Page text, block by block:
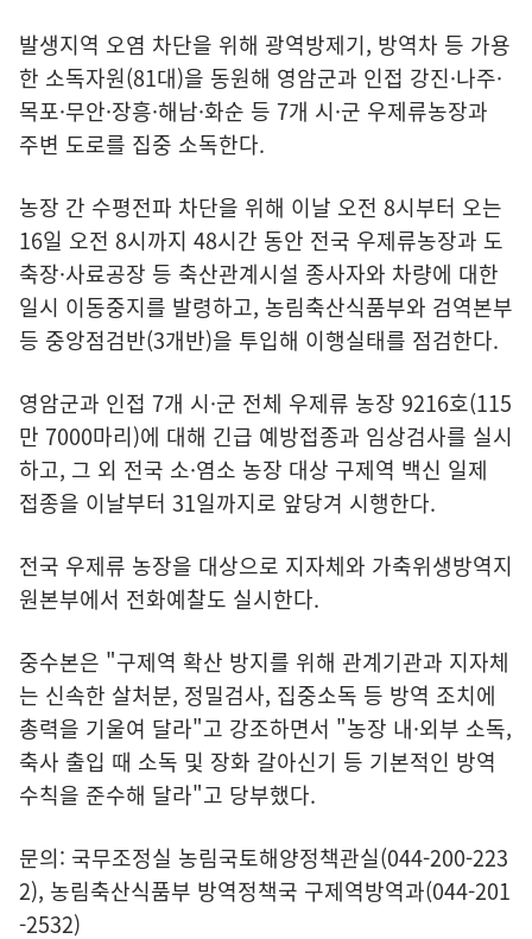
발생지역 오염 차단을 위해 광역방제기, 방역차 등 가용
한 소독자원(81대)을 동원해 영암군과 인접 강진·나주·
목포·무안·장흥·해남·화순 등 7개 시·군 우제류농장과
주변 도로를 집중 소독한다.
농장 간 수평전파 차단을 위해 이날 오전 8시부터 오는
16일 오전 8시까지 48시간 동안 전국 우제류농장과 도
축장·사료공장 등 축산관계시설 종사자와 차량에 대한
일시 이동중지를 발령하고, 농림축산식품부와 검역본부
등 중앙점검반(3개반)을 투입해 이행실태를 점검한다.
영암군과 인접 7개 시·군 전체 우제류 농장 9216호(115
만 7000마리)에 대해 긴급 예방접종과 임상검사를 실시
하고, 그 외 전국 소·염소 농장 대상 구제역 백신 일제
접종을 이날부터 31일까지로 앞당겨 시행한다.
전국 우제류 농장을 대상으로 지자체와 가축위생방역지
원본부에서 전화예찰도 실시한다.
중수본은 "구제역 확산 방지를 위해 관계기관과 지자체
는 신속한 살처분, 정밀검사, 집중소독 등 방역 조치에
총력을 기울여 달라"고 강조하면서 "농장 내·외부 소독,
축사 출입 때 소독 및 장화 갈아신기 등 기본적인 방역
수칙을 준수해 달라"고 당부했다.
문의: 국무조정실 농림국토해양정책관실(044-200-223
2), 농림축산식품부 방역정책국 구제역방역과(044-201
-2532)